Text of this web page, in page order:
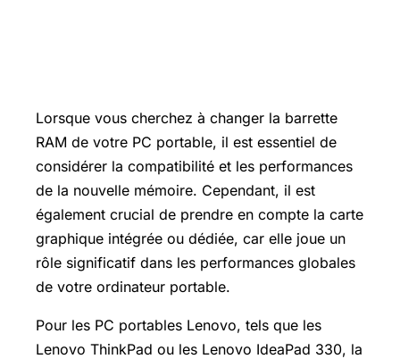
Lorsque vous cherchez à changer la barrette
RAM de votre PC portable, il est essentiel de
considérer la compatibilité et les performances
de la nouvelle mémoire. Cependant, il est
également crucial de prendre en compte la carte
graphique intégrée ou dédiée, car elle joue un
rôle significatif dans les performances globales
de votre ordinateur portable.
Pour les PC portables Lenovo, tels que les
Lenovo ThinkPad ou les Lenovo IdeaPad 330, la